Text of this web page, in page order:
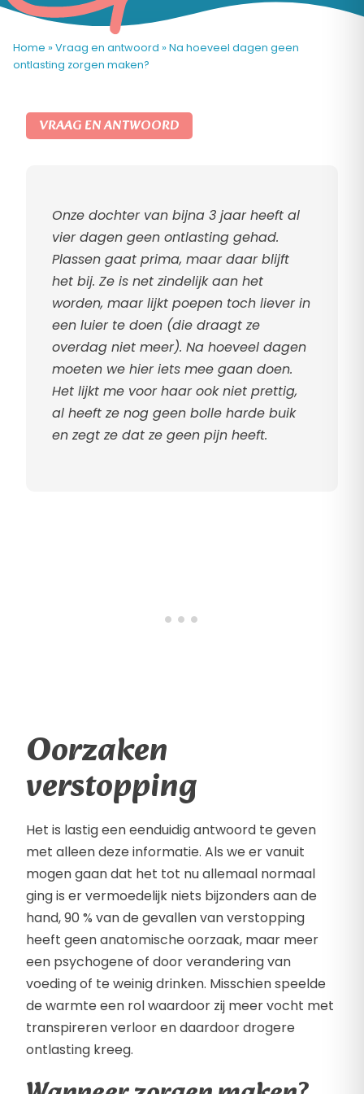
Home » Vraag en antwoord » Na hoeveel dagen geen
ontlasting zorgen maken?
VRAAG EN ANTWOORD
Onze dochter van bijna 3 jaar heeft al
vier dagen geen ontlasting gehad.
Plassen gaat prima, maar daar blijft
het bij. Ze is net zindelijk aan het
worden, maar lijkt poepen toch liever in
een luier te doen (die draagt ze
overdag niet meer). Na hoeveel dagen
moeten we hier iets mee gaan doen.
Het lijkt me voor haar ook niet prettig,
al heeft ze nog geen bolle harde buik
en zegt ze dat ze geen pijn heeft.
Oorzaken
verstopping
Het is lastig een eenduidig antwoord te geven
met alleen deze informatie. Als we er vanuit
mogen gaan dat het tot nu allemaal normaal
ging is er vermoedelijk niets bijzonders aan de
hand, 90 % van de gevallen van verstopping
heeft geen anatomische oorzaak, maar meer
een psychogene of door verandering van
voeding of te weinig drinken. Misschien speelde
de warmte een rol waardoor zij meer vocht met
transpireren verloor en daardoor drogere
ontlasting kreeg.